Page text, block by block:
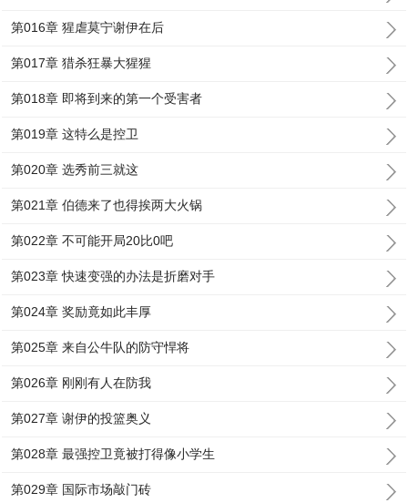
第016章 猩虐莫宁谢伊在后
第017章 猎杀狂暴大猩猩
第018章 即将到来的第一个受害者
第019章 这特么是控卫
第020章 选秀前三就这
第021章 伯德来了也得挨两大火锅
第022章 不可能开局20比0吧
第023章 快速变强的办法是折磨对手
第024章 奖励竟如此丰厚
第025章 来自公牛队的防守悍将
第026章 刚刚有人在防我
第027章 谢伊的投篮奥义
第028章 最强控卫竟被打得像小学生
第029章 国际市场敲门砖